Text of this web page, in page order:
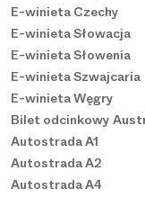
E-winieta Czechy
E-winieta Słowacja
E-winieta Słowenia
E-winieta Szwajcaria
E-winieta Węgry
Bilet odcinkowy
Autostrada A1
Autostrada A2
Autostrada A4